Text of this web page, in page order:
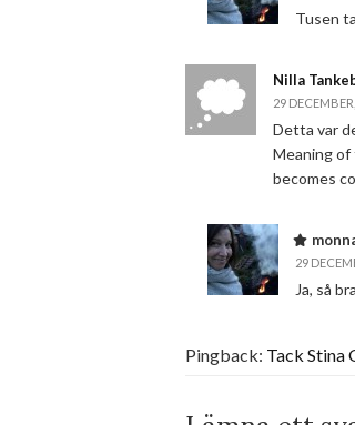
Tusen
Nilla
29
Detta var
Meaning of
becomes
29
Ja, så
Pingback: Tack Stina